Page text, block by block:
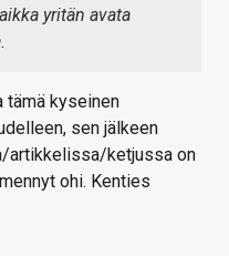
yritän avata
tämä kyseinen
sen jälkeen
artikkelissa/ketjussa on
ohi. Kenties